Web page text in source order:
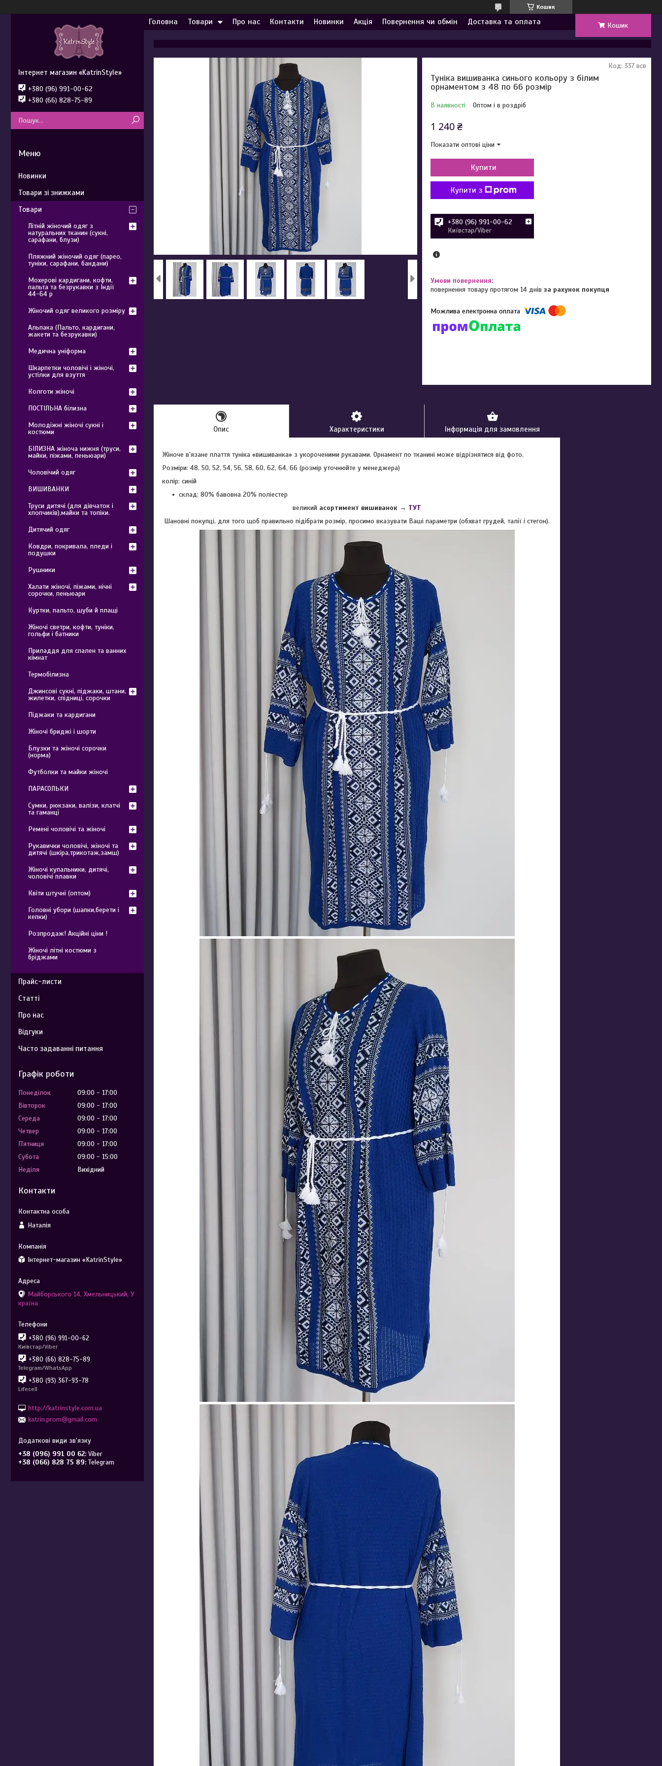
Кошик
Головна Товари Про нас Контакти Новинки Акція Повернення чи обмін Доставка та оплата Кошик
Туніка вишиванка синього кольору з білим
орнаментом з 48 по 66 розмір
В наявності Оптом і в роздріб
Код: 337 всв
1 240 ₴
Показати оптові ціни
Купити
Купити з
+380 (96) 991-00-62
Київстар/Viber
повернення товару протягом 14 днівза рахунок покупця
Опис Характеристики Інформація для замовлення
Жіноче в'язане плаття туніка «вишиванка» з укороченими рукавами. Орнамент по тканині може відрізнятися від фото.
Розміри: 48, 50, 52, 54, 56, 58, 60, 62, 64, 66 (розмір уточнюйте у менеджера)
колір: синій
склад: 80% бавовна 20% поліестер
великий асортимент вишиванок → ТУТ
Шановні покупці, для того щоб правильно підібрати розмір, просимо вказувати Ваші параметри (обхват грудей, талії і стегон).
Інтернет магазин «KatrinStyle»
+380 (96) 991-00-62
+380 (66) 828-75-89
Новинки
Товари зі знижками
Товари
Літній жіночий одяг з
натуральних тканин (сукні,
сарафани, блузи)
Пляжний жіночий одяг (парео,
туніки, сарафани, бандани)
Мохерові кардигани, кофти,
пальта та безрукавки з Індії
44-64 р
Жіночий одяг великого розміру
Альпака (Пальто, кардигани,
жакети та безрукавки)
Медична уніформа
Шкарпетки чоловічі і жіночі,
устілки для взуття
Колготи жіночі
ПОСТІЛЬНА білизна
Молодіжні жіночі сукні і
костюми
БІЛИЗНА жіноча нижня (труси,
майки, піжами, пеньюари)
Чоловічий одяг
ВИШИВАНКИ
Труси дитячі (для дівчаток і
хлопчиків),майки та топіки.
Дитячий одяг
Ковдри, покривала, пледи і
подушки
Рушники
Халати жіночі, піжами, нічні
сорочки, пеньюари
Куртки, пальто, шуби й плащі
Жіночі светри, кофти, туніки,
гольфи і батники
Приладдя для спален та ванних
кімнат
Термобілизна
Джинсові сукні, піджаки, штани,
жилетки, спідниці, сорочки
Піджаки та кардигани
Жіночі бриджі і шорти
Блузки та жіночі сорочки
(норма)
Футболки та майки жіночі
ПАРАСОЛЬКИ
Сумки, рюкзаки, валізи, клатчі
та гаманці
Ремені чоловічі та жіночі
Рукавички чоловічі, жіночі та
дитячі (шкіра,трикотаж,замш)
Жіночі купальники, дитячі,
чоловічі плавки
Квіти штучні (оптом)
Головні убори (шапки,берети і
кепки)
Розпродаж! Акційні ціни !
Жіночі літні костюми з
бріджами
Прайс-листи
Статті
Про нас
Відгуки
Часто задаванні питання
Графік роботи
Понеділок 09:00
17:00
Вівторок
09:00
17:00
Середа
09:00
17:00
Четвер
09:00
17:00
Пʼятниця
09:00
17:00
Субота
09:00
15:00
Неділя
Вихідний
Контакти
Наталія
Інтернет-магазин «KatrinStyle»
Майборського 14, Хмельницький, У
країна
+380 (96) 991-00-62
Київстар/Viber
+380 (66) 828-75-89
Telegram/WhatsApp
+380 (93) 367-93-78
Lifecell
http://katrinstyle.com.ua
katrin.prom@gmail.com
+38 (096) 991 00 62 Viber
+38 (066) 828 75 89 Telegram